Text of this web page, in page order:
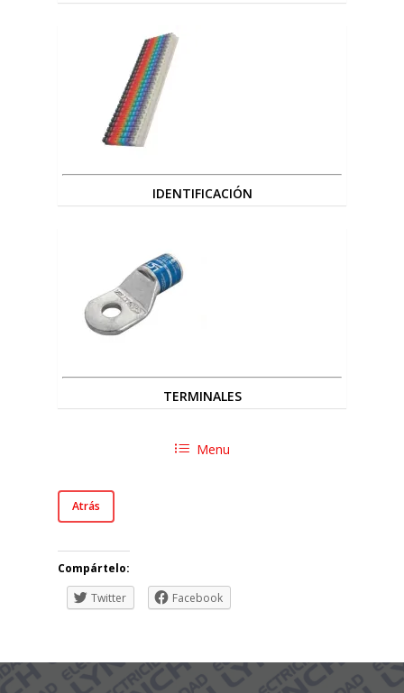
IDENTIFICACIÓN
TERMINALES
Menu
Atrás
Compártelo:
Twitter
Facebook